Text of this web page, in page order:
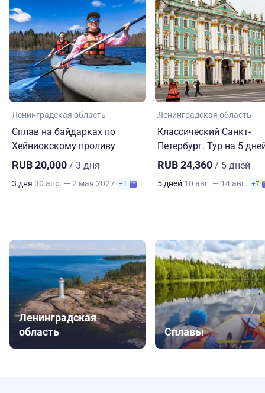
Ленинградская область
Сплав на байдарках по
Хейниокскому проливу
RUB 20,000 / 3 дня
3 дня 30 апр. — 2 мая 2027 +1
Ленинградская область
Классический Санкт-
Петербург. Тур на 5
RUB 24,360 / 5 дней
5 дней 10 авг. — 14 авг. +7
Ленинградская
область
Сплавы